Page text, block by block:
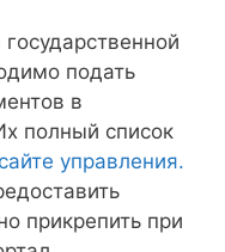
подать
в
полный список
управления.
прикрепить при